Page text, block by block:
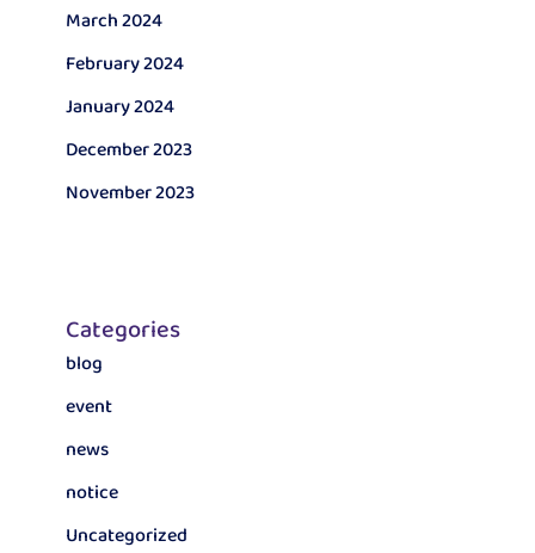
March 2024
February 2024
January 2024
December 2023
November 2023
Categories
blog
event
news
notice
Uncategorized